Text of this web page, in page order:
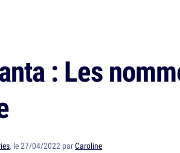
: Les
, le 27/04/2022 parCaroline